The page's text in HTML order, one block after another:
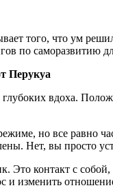
того, что ум
по саморазвитию
Перукуа
глубоких вдоха.
но все равно
Нет, вы просто
Это контакт с
и изменить